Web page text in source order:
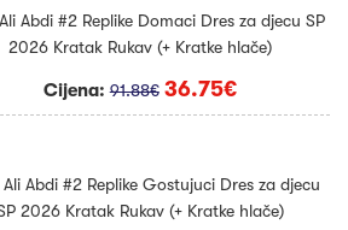
Abdi #2 Replike Domaci Dres za djecu SP
2026 Kratak Rukav (+ Kratke hlače)
Cijena:91.88€ 36.75€
Ali Abdi #2 Replike Gostujuci Dres za djecu
2026 Kratak Rukav (+ Kratke hlače)